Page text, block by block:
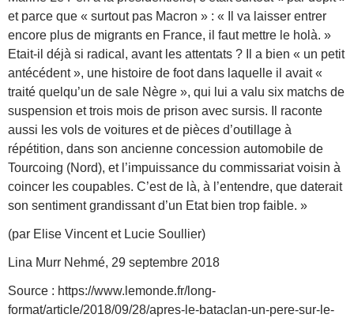
et parce que « surtout pas Macron » : « Il va laisser entrer
encore plus de migrants en France, il faut mettre le holà. »
Etait-il déjà si radical, avant les attentats ? Il a bien « un petit
antécédent », une histoire de foot dans laquelle il avait «
traité quelqu’un de sale Nègre », qui lui a valu six matchs de
suspension et trois mois de prison avec sursis. Il raconte
aussi les vols de voitures et de pièces d’outillage à
répétition, dans son ancienne concession automobile de
Tourcoing (Nord), et l’impuissance du commissariat voisin à
coincer les coupables. C’est de là, à l’entendre, que daterait
son sentiment grandissant d’un Etat bien trop faible. »
(par Elise Vincent et Lucie Soullier)
Lina Murr Nehmé, 29 septembre 2018
Source : https://www.lemonde.fr/long-
format/article/2018/09/28/apres-le-bataclan-un-pere-sur-le-